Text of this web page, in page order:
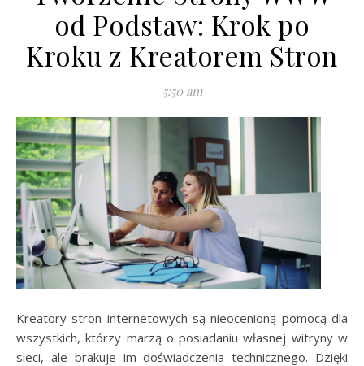
od Podstaw: Krok po
Kroku z Kreatorem Stron
5:50 am
Kreatory stron internetowych są nieocenioną pomocą dla
wszystkich, którzy marzą o posiadaniu własnej witryny w
sieci, ale brakuje im doświadczenia technicznego. Dzięki